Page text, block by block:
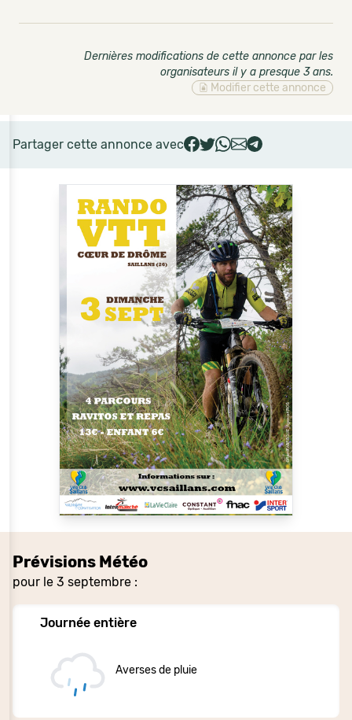
Prévisions Météo
pour le 3 septembre :
Journée entière
Averses de pluie
Dernières modifications de cette annonce par les
organisateurs il y a presque 3 ans.
Modifier cette annonce
Partager cette annonce avec